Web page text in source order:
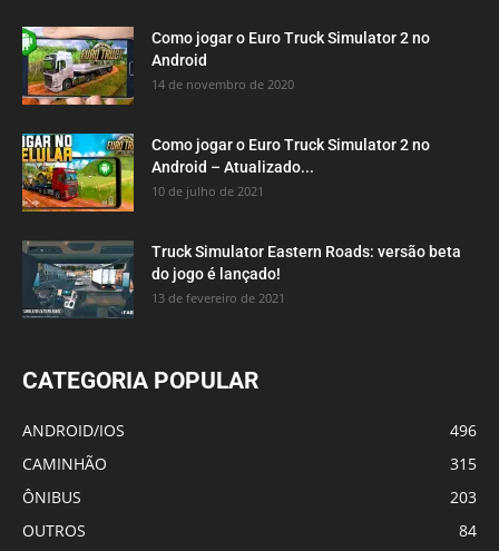
Como jogar o Euro Truck Simulator 2 no
Android
14 de novembro de 2020
Como jogar o Euro Truck Simulator 2 no
Android – Atualizado...
10 de julho de 2021
Truck Simulator Eastern Roads: versão beta
do jogo é lançado!
13 de fevereiro de 2021
CATEGORIA POPULAR
ANDROID/IOS
496
CAMINHÃO
315
ÔNIBUS
203
OUTROS
84